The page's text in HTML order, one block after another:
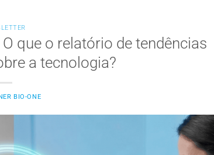
que o relatório de tendências
a tecnologia?
BIO-ONE